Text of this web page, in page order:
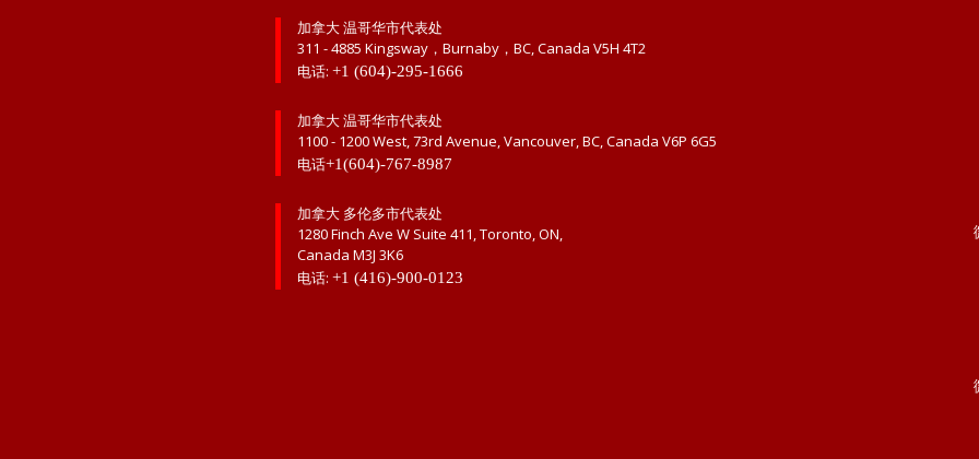
加拿大 温哥华市代表处
311 - 4885 Kingsway，Burnaby，BC, Canada V5H 4T2
电话: +1 (604)-295-1666
加拿大 温哥华市代表处
1100 - 1200 West, 73rd Avenue, Vancouver, BC, Canada V6P 6G5
电话+1(604)-767-8987
加拿大 多伦多市代表处
1280 Finch Ave W Suite 411, Toronto, ON,
Canada M3J 3K6
电话: +1 (416)-900-0123